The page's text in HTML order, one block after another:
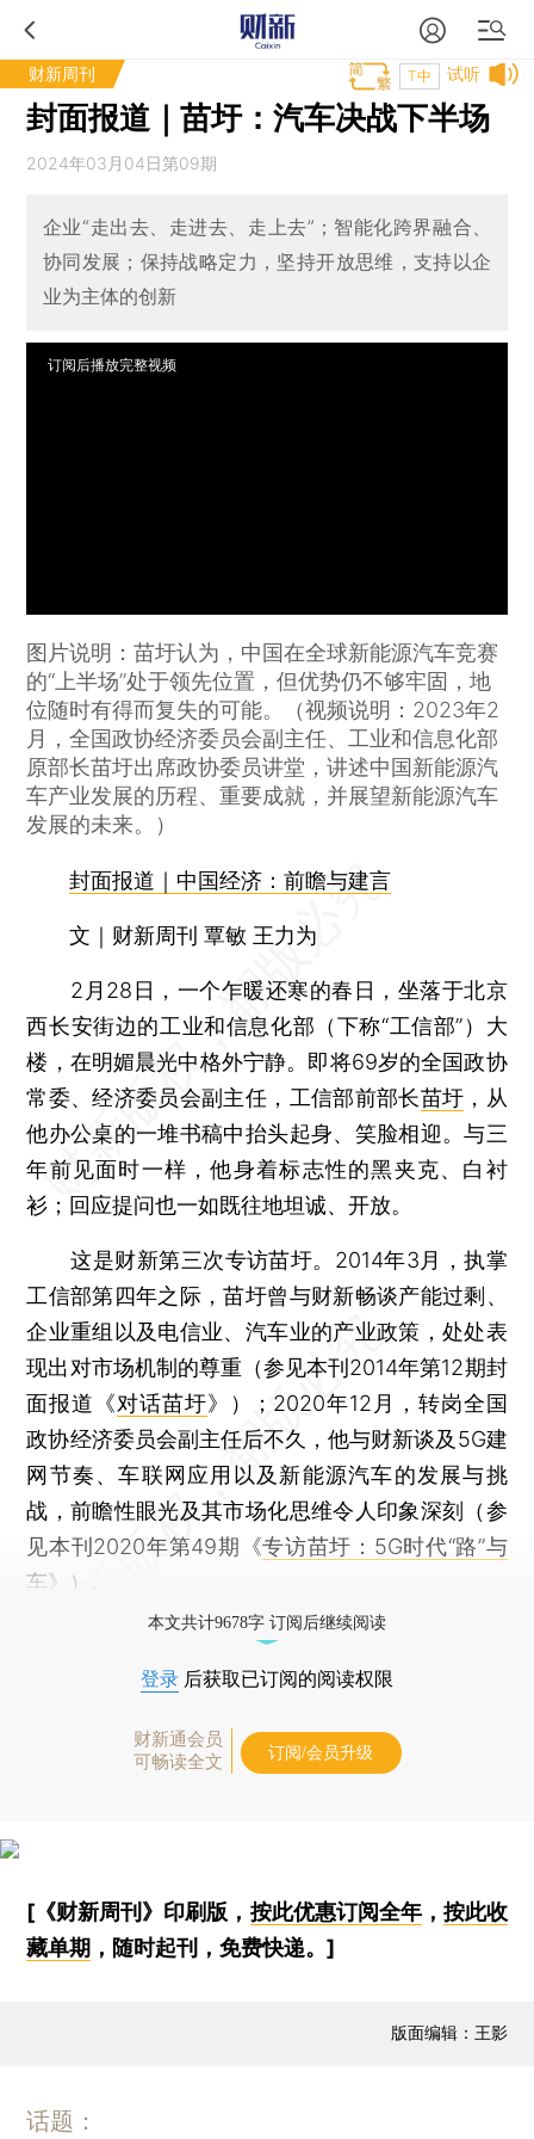
财新周刊 试听
T中
封面报道｜苗圩：汽车决战下半场
2024年03月04日第09期
企业“走出去、走进去、走上去”；智能化跨界融合、
协同发展；保持战略定力，坚持开放思维，支持以企
业为主体的创新
订阅后播放完整视频
图片说明：苗圩认为，中国在全球新能源汽车竞赛
的“上半场”处于领先位置，但优势仍不够牢固，地
位随时有得而复失的可能。（视频说明：2023年2
月，全国政协经济委员会副主任、工业和信息化部
原部长苗圩出席政协委员讲堂，讲述中国新能源汽
车产业发展的历程、重要成就，并展望新能源汽车
发展的未来。）
封面报道｜中国经济：前瞻与建言
文｜财新周刊 覃敏 王力为
2月28日，一个乍暖还寒的春日，坐落于北京
西长安街边的工业和信息化部（下称“工信部”）大
楼，在明媚晨光中格外宁静。即将69岁的全国政协
常委、经济委员会副主任，工信部前部长苗圩 ，从
他办公桌的一堆书稿中抬头起身、笑脸相迎。与三
年前见面时一样，他身着标志性的黑夹克、白衬
衫；回应提问也一如既往地坦诚、开放。
这是财新第三次专访苗圩。2014年3月，执掌
工信部第四年之际，苗圩曾与财新畅谈产能过剩、
企业重组以及电信业、汽车业的产业政策，处处表
现出对市场机制的尊重（参见本刊2014年第12期封
面报道《对话苗圩》）；2020年12月，转岗全国
政协经济委员会副主任后不久，他与财新谈及5G建
网节奏、车联网应用以及新能源汽车的发展与挑
战，前瞻性眼光及其市场化思维令人印象深刻（参
见本刊2020年第49期《专访苗圩：5G时代“路”与
车》）。
本文共计9678字 订阅后继续阅读
登录 后获取已订阅的阅读权限
财新通会员
可畅读全文
订阅/会员升级
[《财新周刊》印刷版， 按此优惠订阅全年， 按此收
藏单期 ，随时起刊，免费快递。]
版面编辑：王影
话题：